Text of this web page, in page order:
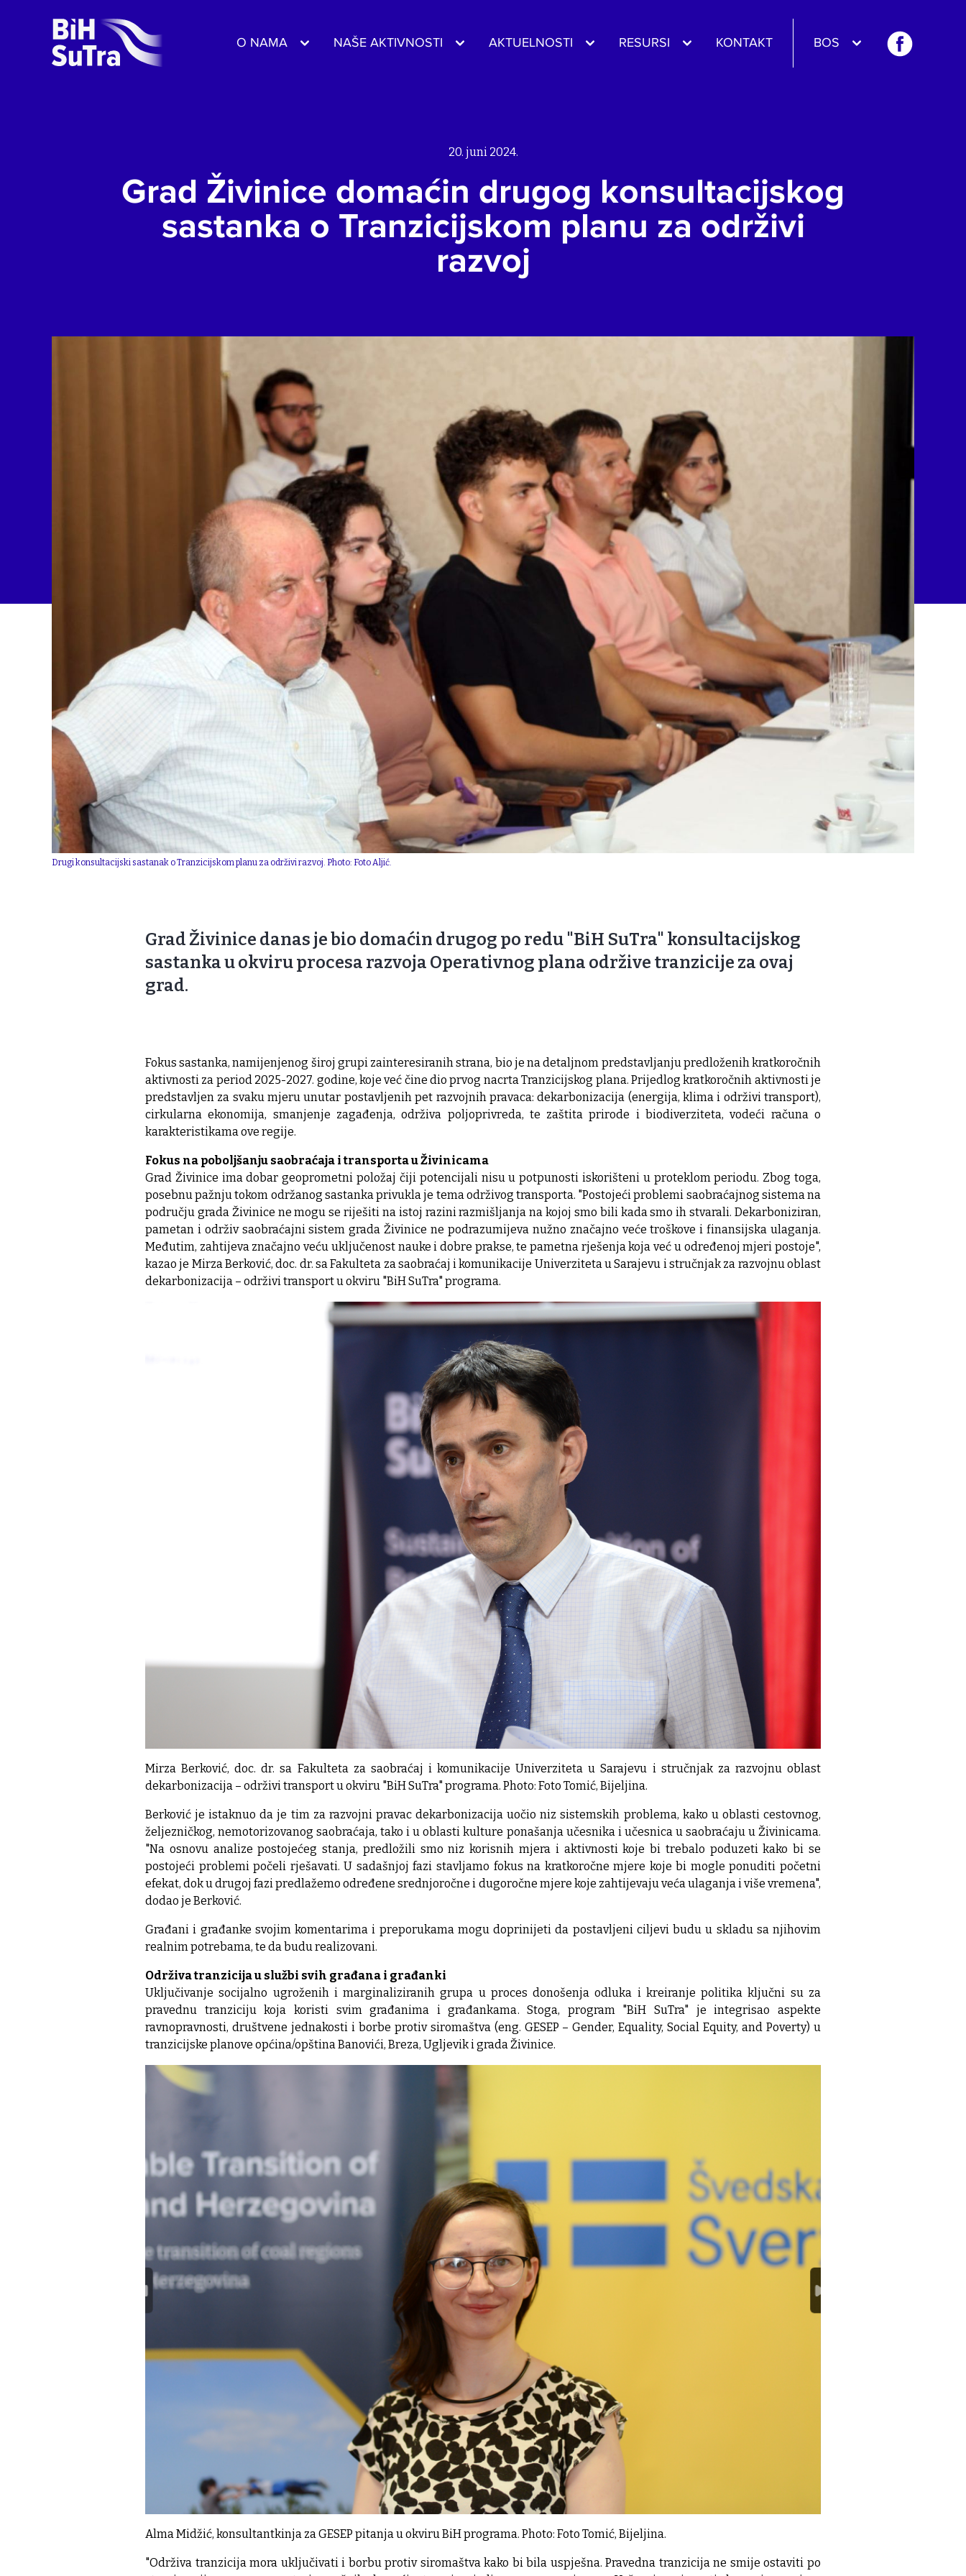
O NAMA NAŠE AKTIVNOSTI AKTUELNOSTI RESURSI KONTAKT BOS
20. juni 2024.
Grad Živinice domaćin drugog konsultacijskog
sastanka o Tranzicijskom planu za održivi
razvoj
Drugi konsultacijski sastanak o Tranzicijskom planu za održivi razvoj. Photo: Foto Aljić.
Grad Živinice danas je bio domaćin drugog po redu "BiH SuTra" konsultacijskog
sastanka u okviru procesa razvoja Operativnog plana održive tranzicije za ovaj
grad.
Fokus sastanka, namijenjenog široj grupi zainteresiranih strana, bio je na detaljnom predstavljanju predloženih kratkoročnih
aktivnosti za period 2025-2027. godine, koje već čine dio prvog nacrta Tranzicijskog plana. Prijedlog kratkoročnih aktivnosti je
predstavljen za svaku mjeru unutar postavljenih pet razvojnih pravaca: dekarbonizacija (energija, klima i održivi transport),
cirkularna ekonomija, smanjenje zagađenja, održiva poljoprivreda, te zaštita prirode i biodiverziteta, vodeći računa o
karakteristikama ove regije.
Fokus na poboljšanju saobraćaja i transporta u Živinicama
Grad Živinice ima dobar geoprometni položaj čiji potencijali nisu u potpunosti iskorišteni u proteklom periodu. Zbog toga,
posebnu pažnju tokom održanog sastanka privukla je tema održivog transporta. "Postojeći problemi saobraćajnog sistema na
području grada Živinice ne mogu se riješiti na istoj razini razmišljanja na kojoj smo bili kada smo ih stvarali. Dekarboniziran,
pametan i održiv saobraćajni sistem grada Živinice ne podrazumijeva nužno značajno veće troškove i finansijska ulaganja.
Međutim, zahtijeva značajno veću uključenost nauke i dobre prakse, te pametna rješenja koja već u određenoj mjeri postoje",
kazao je Mirza Berković, doc. dr. sa Fakulteta za saobraćaj i komunikacije Univerziteta u Sarajevu i stručnjak za razvojnu oblast
dekarbonizacija – održivi transport u okviru "BiH SuTra" programa.
Mirza Berković, doc. dr. sa Fakulteta za saobraćaj i komunikacije Univerziteta u Sarajevu i stručnjak za razvojnu oblast
dekarbonizacija – održivi transport u okviru "BiH SuTra" programa. Photo: Foto Tomić, Bijeljina.
Berković je istaknuo da je tim za razvojni pravac dekarbonizacija uočio niz sistemskih problema, kako u oblasti cestovnog,
željezničkog, nemotorizovanog saobraćaja, tako i u oblasti kulture ponašanja učesnika i učesnica u saobraćaju u Živinicama.
"Na osnovu analize postojećeg stanja, predložili smo niz korisnih mjera i aktivnosti koje bi trebalo poduzeti kako bi se
postojeći problemi počeli rješavati. U sadašnjoj fazi stavljamo fokus na kratkoročne mjere koje bi mogle ponuditi početni
efekat, dok u drugoj fazi predlažemo određene srednjoročne i dugoročne mjere koje zahtijevaju veća ulaganja i više vremena",
dodao je Berković.
Građani i građanke svojim komentarima i preporukama mogu doprinijeti da postavljeni ciljevi budu u skladu sa njihovim
realnim potrebama, te da budu realizovani.
Održiva tranzicija u službi svih građana i građanki
Uključivanje socijalno ugroženih i marginaliziranih grupa u proces donošenja odluka i kreiranje politika ključni su za
pravednu tranziciju koja koristi svim građanima i građankama. Stoga, program "BiH SuTra" je integrisao aspekte
ravnopravnosti, društvene jednakosti i borbe protiv siromaštva (eng. GESEP – Gender, Equality, Social Equity, and Poverty) u
tranzicijske planove općina/opština Banovići, Breza, Ugljevik i grada Živinice.
Alma Midžić, konsultantkinja za GESEP pitanja u okviru BiH programa. Photo: Foto Tomić, Bijeljina.
"Održiva tranzicija mora uključivati i borbu protiv siromaštva kako bi bila uspješna. Pravedna tranzicija ne smije ostaviti po